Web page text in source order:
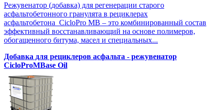
Режувенатор (добавка) для регенерации старого
асфальтобетонного гранулята в рециклерах
асфальтобетона CicloPro MB – это комбинированный состав
эффективный восстанавливающий на основе полимеров,
обогащенного битума, масел и специальных...
Добавка для рециклеров асфальта - режувенатор
CicloProMBase Oil